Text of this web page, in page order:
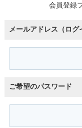
会員登録
メールアドレス（ログ
ご希望のパスワード